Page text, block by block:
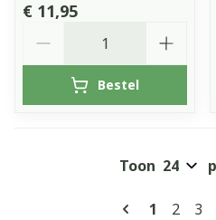
€ 11,95
Bestel
U lees
1 2 3
Toon